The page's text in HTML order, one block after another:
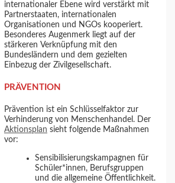
internationaler Ebene wird verstärkt mit
Partnerstaaten, internationalen
Organisationen und NGOs kooperiert.
Besonderes Augenmerk liegt auf der
stärkeren Verknüpfung mit den
Bundesländern und dem gezielten
Einbezug der Zivilgesellschaft.
PRÄVENTION
Prävention ist ein Schlüsselfaktor zur
Verhinderung von Menschenhandel. Der
Aktionsplan sieht folgende Maßnahmen
vor:
Sensibilisierungskampagnen für
Schüler*innen, Berufsgruppen
und die allgemeine Öffentlichkeit.